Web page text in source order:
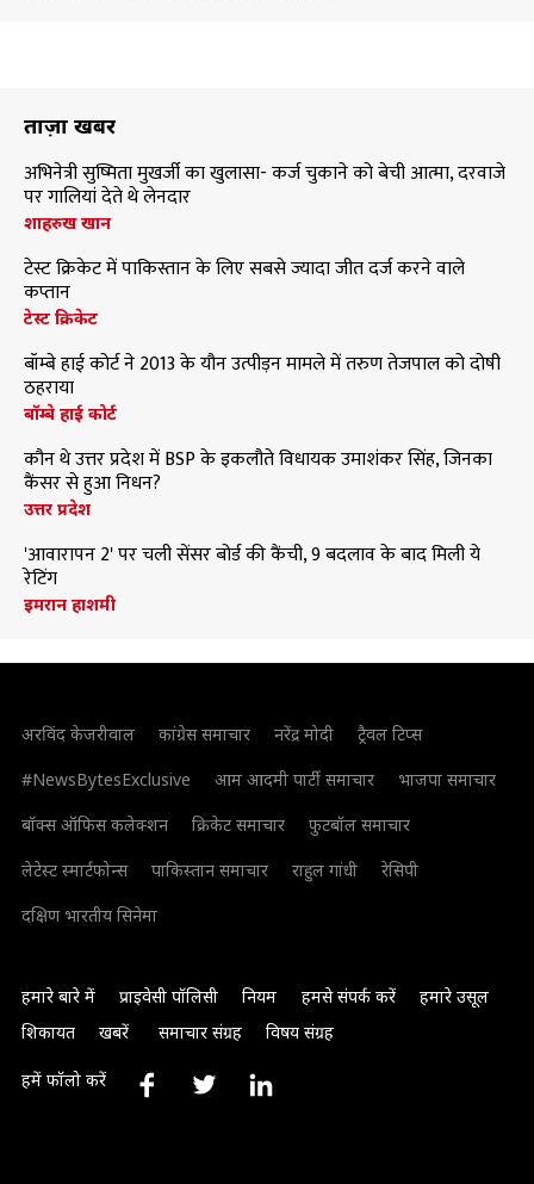
ताज़ा खबरें
अभिनेत्री सुष्मिता मुखर्जी का खुलासा- कर्ज चुकाने को बेची आत्मा, दरवाजे
पर गालियां देते थे लेनदार
शाहरुख खान
टेस्ट क्रिकेट में पाकिस्तान के लिए सबसे ज्यादा जीत दर्ज करने वाले
कप्तान
टेस्ट क्रिकेट
बॉम्बे हाई कोर्ट ने 2013 के यौन उत्पीड़न मामले में तरुण तेजपाल को दोषी
ठहराया
बॉम्बे हाई कोर्ट
कौन थे उत्तर प्रदेश में BSP के इकलौते विधायक उमाशंकर सिंह, जिनका
कैंसर से हुआ निधन?
उत्तर प्रदेश
'आवारापन 2' पर चली सेंसर बोर्ड की कैंची, 9 बदलाव के बाद मिली ये
रेटिंग
इमरान हाशमी
अरविंद केजरीवाल कांग्रेस समाचार नरेंद्र मोदी
ट्रैवल टिप्स
#NewsBytesExclusive
आम आदमी पार्टी समाचार
भाजपा समाचार
बॉक्स ऑफिस कलेक्शन
क्रिकेट समाचार
फुटबॉल समाचार
लेटेस्ट स्मार्टफोन्स
पाकिस्तान समाचार राहुल गांधी
रेसिपी
दक्षिण भारतीय सिनेमा
हमारे बारे में प्राइवेसी पॉलिसी नियम हमसे संपर्क करें
हमारे उसूल
शिकायत
खबरें समाचार संग्रह विषय संग्रह
हमें फॉलो करें